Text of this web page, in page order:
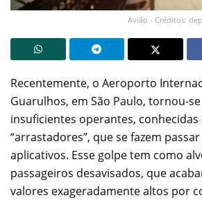
Avião - Créditos:
Recentemente, o Aeroporto
Guarulhos, em São Paulo, tornou-
insuficientes operantes, conhecidas
“arrastadores”, que se fazem
aplicativos. Esse golpe tem como
passageiros desavisados, que
valores exageradamente altos por